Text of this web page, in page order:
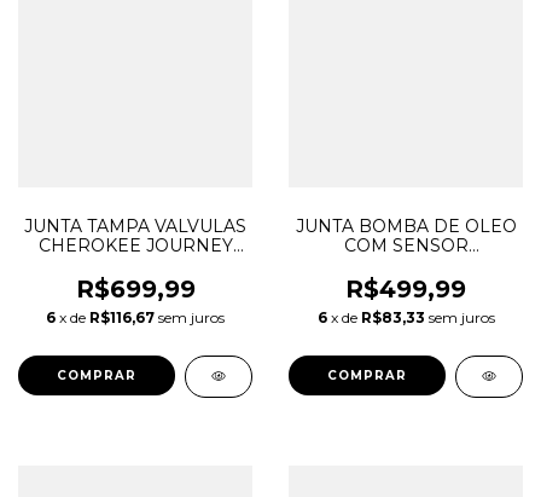
JUNTA TAMPA VALVULAS
CHEROKEE JOURNEY
3.6 V6 PENTASTAR
05184595AD 05184595AE
05184596AD 05184596AE
R$699,99
6 x de R$116,67 sem juros
JUNTA BOMBA DE OLEO
COM SENSOR
ROVER SPORT 3.0 TDV6
GEN 2 LR105987
FW936659AA
R$499,99
6 x de R$83,33 sem juros